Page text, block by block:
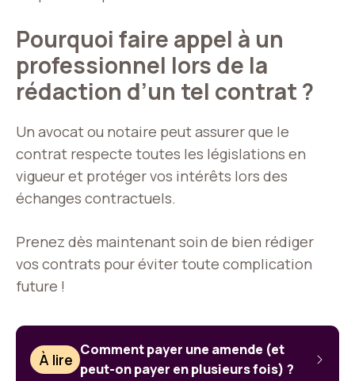
Pourquoi faire appel à un
professionnel lors de la
rédaction d’un tel contrat ?
Un avocat ou notaire peut assurer que le
contrat respecte toutes les législations en
vigueur et protéger vos intérêts lors des
échanges contractuels.
Prenez dès maintenant soin de bien rédiger
vos contrats pour éviter toute complication
future !
À lire
Comment payer une amende (et
peut-on payer en plusieurs fois) ?